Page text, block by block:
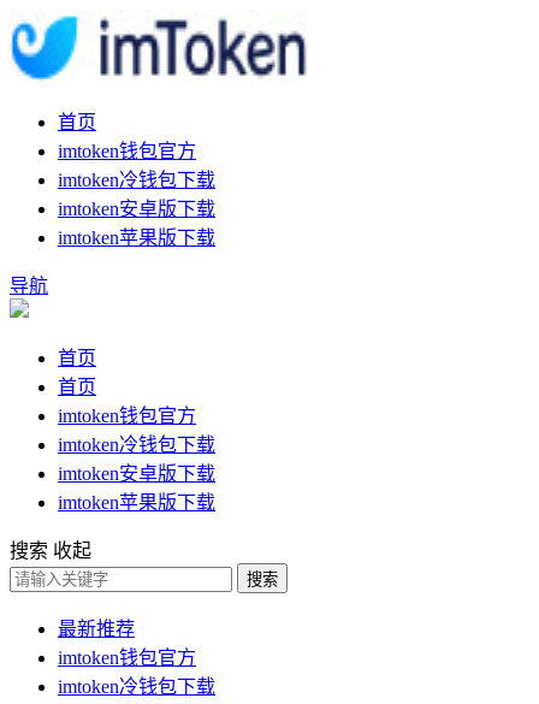
首页
imtoken钱包官方
imtoken冷钱包下载
imtoken安卓版下载
imtoken苹果版下载
导航
首页
首页
imtoken钱包官方
imtoken冷钱包下载
imtoken安卓版下载
imtoken苹果版下载
搜索 收起
搜索
最新推荐
imtoken钱包官方
imtoken冷钱包下载